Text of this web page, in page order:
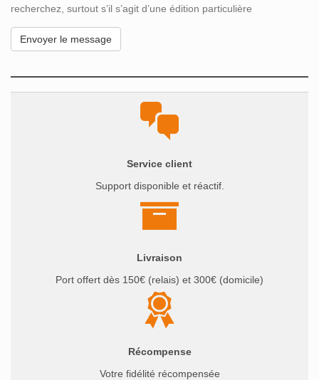
recherchez, surtout s’il s’agit d’une édition particulière
Service client
Support disponible et réactif.
Livraison
Port offert dès 150€ (relais) et 300€ (domicile)
Récompense
Votre fidélité récompensée